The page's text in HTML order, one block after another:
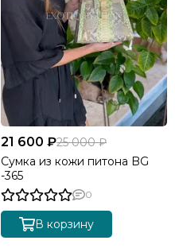
21 600 ₽25 000 ₽
Сумка из кожи питона BG
-365
0
В корзину